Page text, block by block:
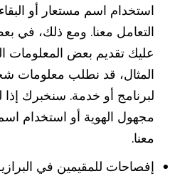
استخدام اسم مستعار أو
التعامل معنا. ومع ذلك، في
عليك تقديم بعض
المثال، قد نطلب معلومات
لبرنامج أو خدمة. سنخبرك إذا
مجهول الهوية أو استخدام
معنا.
إفصاحات للمقيمين في